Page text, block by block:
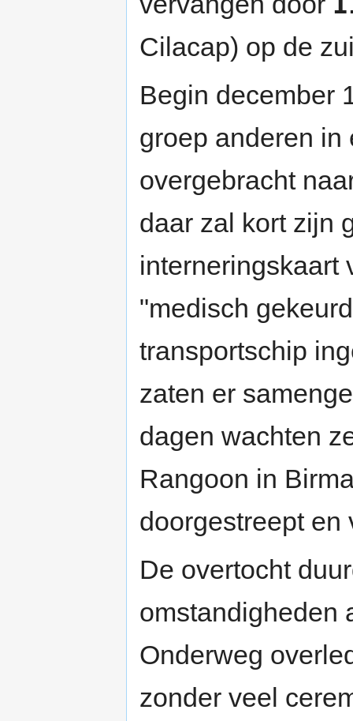
Cilacap) op de
Begin december
groep anderen in
overgebracht
daar zal kort zijn
interneringskaart
"medisch
transportschip
zaten er
dagen wachten
Rangoon in
doorgestreept
De overtocht
omstandigheden
Onderweg
zonder veel